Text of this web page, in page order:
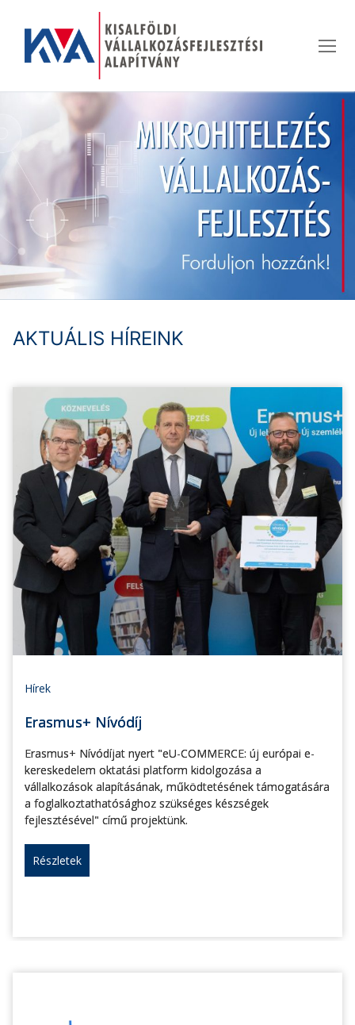
tartalomra
AKTUÁLIS HÍREINK
Hírek
Erasmus+ Nívódíj
Erasmus+ Nívódíjat nyert "eU-COMMERCE: új európai e-
kereskedelem oktatási platform kidolgozása a
vállalkozások alapításának, működtetésének támogatására
a foglalkoztathatósághoz szükséges készségek
fejlesztésével" című projektünk.
Részletek